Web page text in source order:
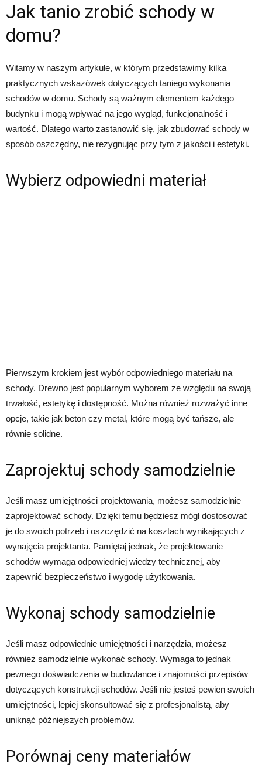
Jak tanio zrobić schody w
domu?
Witamy w naszym artykule, w którym przedstawimy kilka
praktycznych wskazówek dotyczących taniego wykonania
schodów w domu. Schody są ważnym elementem każdego
budynku i mogą wpływać na jego wygląd, funkcjonalność i
wartość. Dlatego warto zastanowić się, jak zbudować schody w
sposób oszczędny, nie rezygnując przy tym z jakości i estetyki.
Wybierz odpowiedni materiał
Pierwszym krokiem jest wybór odpowiedniego materiału na
schody. Drewno jest popularnym wyborem ze względu na swoją
trwałość, estetykę i dostępność. Można również rozważyć inne
opcje, takie jak beton czy metal, które mogą być tańsze, ale
równie solidne.
Zaprojektuj schody samodzielnie
Jeśli masz umiejętności projektowania, możesz samodzielnie
zaprojektować schody. Dzięki temu będziesz mógł dostosować
je do swoich potrzeb i oszczędzić na kosztach wynikających z
wynajęcia projektanta. Pamiętaj jednak, że projektowanie
schodów wymaga odpowiedniej wiedzy technicznej, aby
zapewnić bezpieczeństwo i wygodę użytkowania.
Wykonaj schody samodzielnie
Jeśli masz odpowiednie umiejętności i narzędzia, możesz
również samodzielnie wykonać schody. Wymaga to jednak
pewnego doświadczenia w budowlance i znajomości przepisów
dotyczących konstrukcji schodów. Jeśli nie jesteś pewien swoich
umiejętności, lepiej skonsultować się z profesjonalistą, aby
uniknąć późniejszych problemów.
Porównaj ceny materiałów